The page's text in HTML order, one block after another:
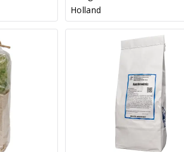
Holland